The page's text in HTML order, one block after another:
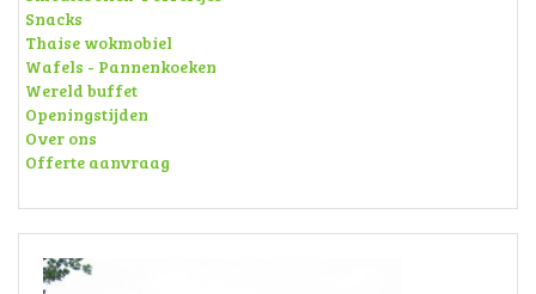
Snacks
Thaise wokmobiel
Wafels - Pannenkoeken
Wereld buffet
Openingstijden
Over ons
Offerte aanvraag